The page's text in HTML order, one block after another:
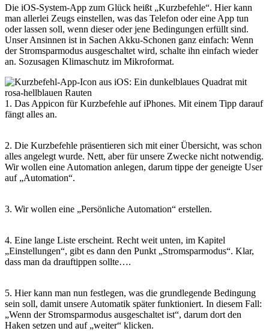
Die iOS-System-App zum Glück heißt „Kurzbefehle“. Hier kann
man allerlei Zeugs einstellen, was das Telefon oder eine App tun
oder lassen soll, wenn dieser oder jene Bedingungen erfüllt sind.
Unser Ansinnen ist in Sachen Akku-Schonen ganz einfach: Wenn
der Stromsparmodus ausgeschaltet wird, schalte ihn einfach wieder
an. Sozusagen Klimaschutz im Mikroformat.
1. Das Appicon für Kurzbefehle auf iPhones. Mit einem Tipp darauf
fängt alles an.
2. Die Kurzbefehle präsentieren sich mit einer Übersicht, was schon
alles angelegt wurde. Nett, aber für unsere Zwecke nicht notwendig.
Wir wollen eine Automation anlegen, darum tippe der geneigte User
auf „Automation“.
3. Wir wollen eine „Persönliche Automation“ erstellen.
4. Eine lange Liste erscheint. Recht weit unten, im Kapitel
„Einstellungen“, gibt es dann den Punkt „Stromsparmodus“. Klar,
dass man da drauftippen sollte….
5. Hier kann man nun festlegen, was die grundlegende Bedingung
sein soll, damit unsere Automatik später funktioniert. In diesem Fall:
„Wenn der Stromsparmodus ausgeschaltet ist“, darum dort den
Haken setzen und auf „weiter“ klicken.